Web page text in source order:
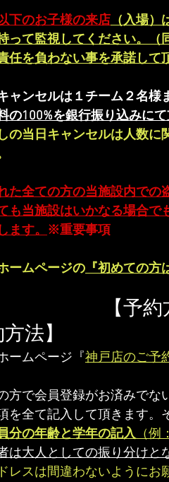
下のお子様の来店 （入場）
って監視してください。（
任を負わない事を承諾して
ャンセルは１チーム２名様
の100%を銀行振り込みに
の当日キャンセルは人数に
た全ての方の当施設内での
も当施設はいかなる場合で
ます。 ※重要事項
ームページの 『初めての方
約方法
法】
ームページ『 神戸店のご予
方で会員登録がお済みでな
を全て記入して頂きます。
分の年齢と学年の記入（例
は大人としての振り分けと
レスは間違わないようにお